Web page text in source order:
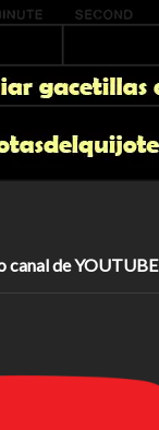
canal de YOUTUBE